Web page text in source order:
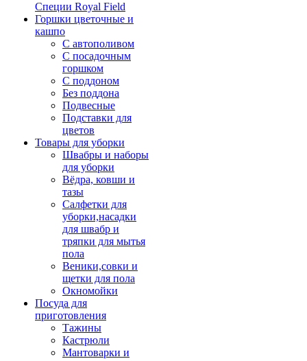
Специи Royal Field
Горшки цветочные и
кашпо
С автополивом
С посадочным
горшком
С поддоном
Без поддона
Подвесные
Подставки для
цветов
Товары для уборки
Швабры и наборы
для уборки
Вёдра, ковши и
тазы
Салфетки для
уборки,насадки
для швабр и
тряпки для мытья
пола
Веники,совки и
щетки для пола
Окномойки
Посуда для
приготовления
Тажины
Кастрюли
Мантоварки и